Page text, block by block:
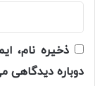
ذخیره نام،
دوباره دیدگاهی